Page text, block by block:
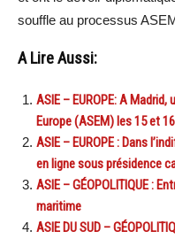
souffle au processus
A Lire Aussi:
ASIE – EUROPE: A
Europe (ASEM) les 15 et
ASIE – EUROPE : Dans
en ligne sous présidence
ASIE – GÉOPOLITIQUE :
maritime
ASIE DU SUD –